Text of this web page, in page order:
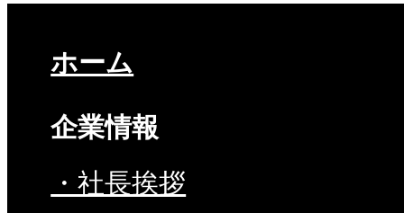
ホーム
企業情報
・社長挨拶